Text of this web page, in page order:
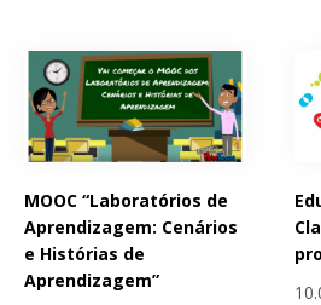
MOOC “Laboratórios de
Aprendizagem: Cenários
e Histórias de
Aprendizagem”
Páginas